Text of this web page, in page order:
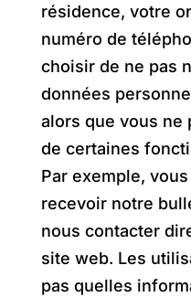
résidence, votre
numéro de
choisir de ne pas
données
alors que vous ne
de certaines
Par exemple,
recevoir notre
nous contacter
site web. Les
pas quelles